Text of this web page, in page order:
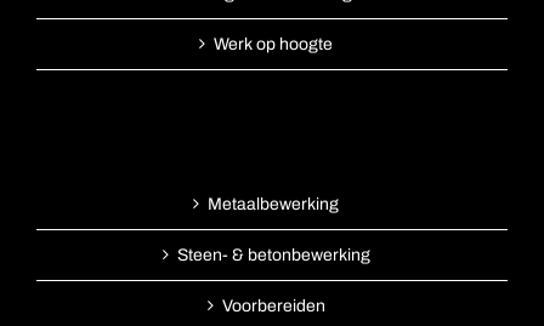
Werk op hoogte
Metaalbewerking
Steen- & betonbewerking
Voorbereiden